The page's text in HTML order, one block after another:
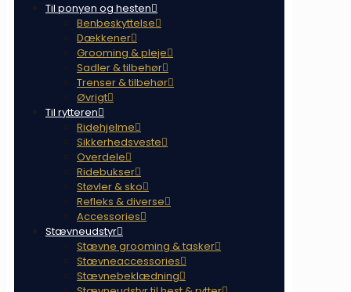
Til ponyen og hesten
Benbeskyttelse
Dækkener
Grooming & pleje
Sadler & tilbehør
Trenser & tilbehør
Øvrigt
Til rytteren
Ridehjelme
Sikkerhedsveste
Overdele
Ridebukser
Støvler & sko
Refleks & diverse
Accessories
Stævneudstyr
Stævne grooming & tasker
Stævneaccessories
Stævnebeklædning